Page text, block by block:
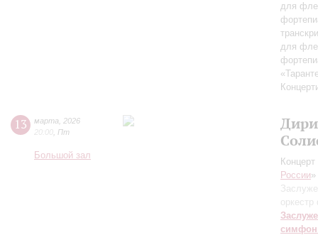
для
для
13 марта
2026
20:00 Пт
Большой зал
России»